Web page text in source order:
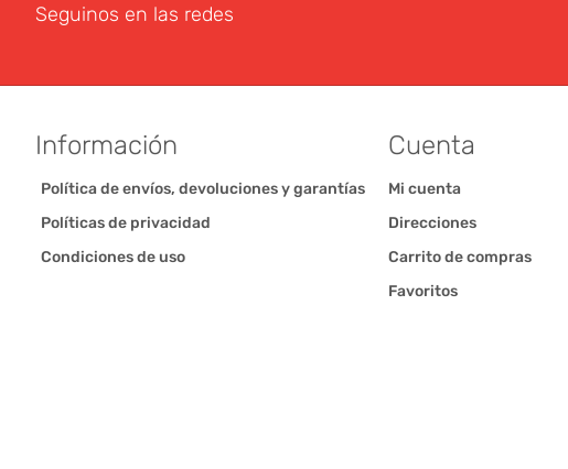
Seguinos en las redes
Información
Política de envíos, devoluciones y garantías
Políticas de privacidad
Condiciones de uso
Cuenta
Mi cuenta
Direcciones
Carrito de compras
Favoritos